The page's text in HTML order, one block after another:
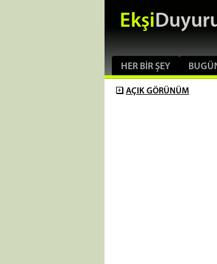
Ekşi
HER BIR ŞEY
AÇIK GÖRÜNÜM